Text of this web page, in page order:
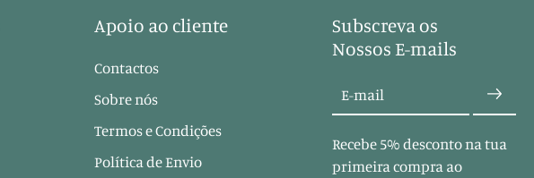
Apoio ao cliente
Contactos
Sobre nós
Termos e Condições
Política de Envio
Subscreva os
Nossos E-mails
E-mail
Recebe 5% desconto na tua
primeira compra ao